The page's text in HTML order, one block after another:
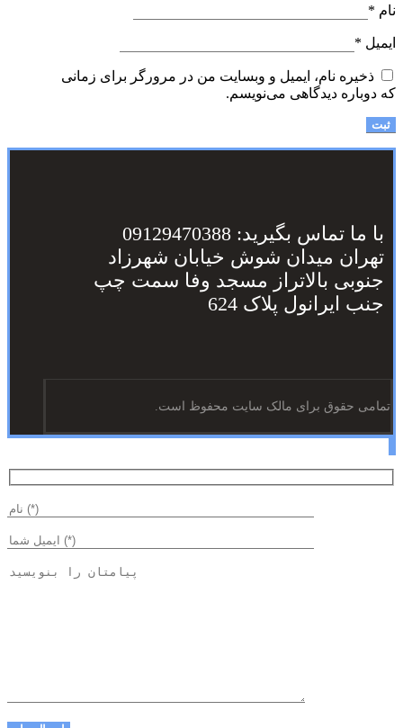
نام *
ایمیل *
ذخیره نام، ایمیل و وبسایت من در مرورگر برای زمانی
که دوباره دیدگاهی می‌نویسم.
با ما تماس بگیرید: 09129470388
تهران میدان شوش خیابان شهرزاد
جنوبی بالاتراز مسجد وفا سمت چپ
جنب ایرانول پلاک 624
تمامی حقوق برای مالک سایت محفوظ است.